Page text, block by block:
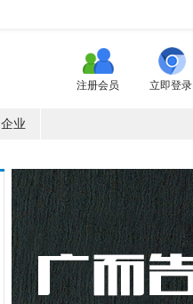
注册会员 立即登录
企业